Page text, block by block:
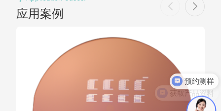
应用案例
获取产品资料